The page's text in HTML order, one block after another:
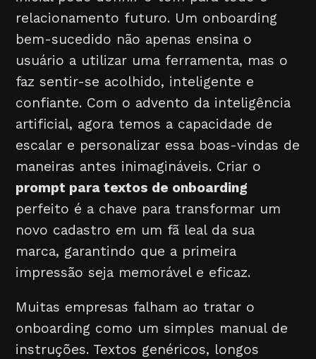
relacionamento futuro. Um onboarding
bem-sucedido não apenas ensina o
usuário a utilizar uma ferramenta, mas o
faz sentir-se acolhido, inteligente e
confiante. Com o advento da inteligência
artificial, agora temos a capacidade de
escalar e personalizar essa boas-vindas de
maneiras antes inimagináveis. Criar o
prompt para textos de onboarding
perfeito é a chave para transformar um
novo cadastro em um fã leal da sua
marca, garantindo que a primeira
impressão seja memorável e eficaz.
Muitas empresas falham ao tratar o
onboarding como um simples manual de
instruções. Textos genéricos, longos